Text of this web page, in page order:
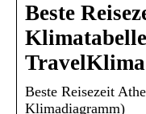
Beste
TravelKlima
Beste Reisezeit
Klimadiagramm)